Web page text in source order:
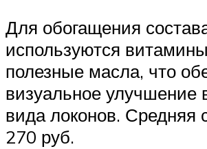
Для обогащения
используются
полезные масла, что
визуальное улучшение
вида локонов. Средняя
270 руб.